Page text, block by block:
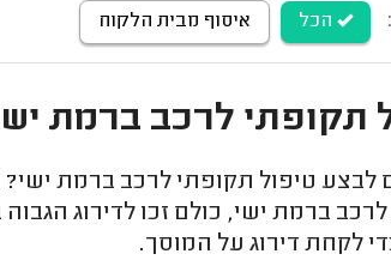
הכל איסוף מבית הלקוח
תקופתי לרכב ברמת
לבצע טיפול תקופתי לרכב ברמת
ברמת ישי, כולם זכו לדירוג
לקחת דירוג על המוסך.